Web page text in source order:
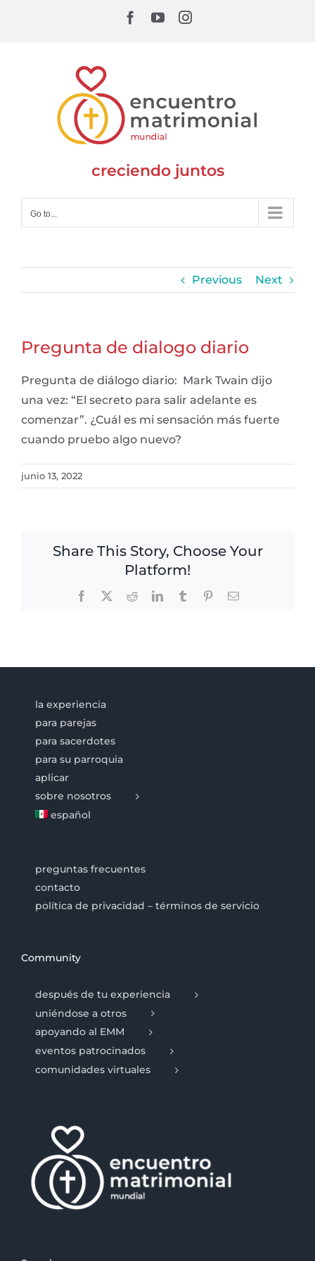
Facebook
YouTubeInstagram
creciendo juntos
Go to...
Previous Next
Pregunta de dialogo diario
Pregunta de diálogo diario: Mark Twain dijo
una vez: “El secreto para salir adelante es
comenzar”. ¿Cuál es mi sensación más fuerte
cuando pruebo algo nuevo?
junio 13, 2022
Share This Story, Choose Your
Platform!
Facebook RedditLinkedInTumblr PinterestEmail
la experiencia
para parejas
para sacerdotes
para su parroquia
aplicar
sobre nosotros
español
preguntas frecuentes
contacto
política de privacidad – términos de servicio
Community
después de tu experiencia
uniéndose a otros
apoyando al EMM
eventos patrocinados
comunidades virtuales